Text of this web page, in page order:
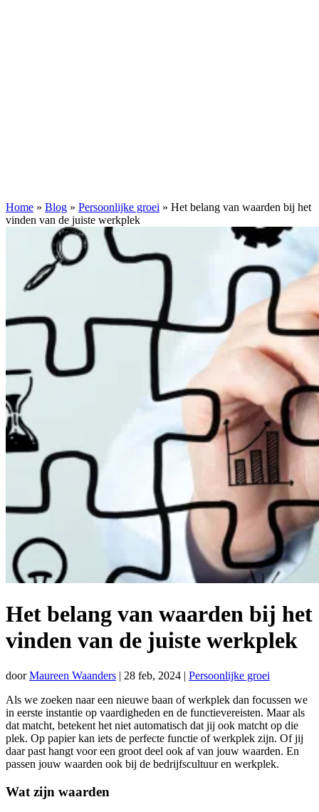
Home » Blog » Persoonlijke groei » Het belang van waarden bij het
vinden van de juiste werkplek
Het belang van waarden bij het
vinden van de juiste werkplek
doorMaureen Waanders | 28 feb, 2024 | Persoonlijke groei
Als we zoeken naar een nieuwe baan of werkplek dan focussen we
in eerste instantie op vaardigheden en de functievereisten. Maar als
dat matcht, betekent het niet automatisch dat jij ook matcht op die
plek. Op papier kan iets de perfecte functie of werkplek zijn. Of jij
daar past hangt voor een groot deel ook af van jouw waarden. En
passen jouw waarden ook bij de bedrijfscultuur en werkplek.
Wat zijn waarden